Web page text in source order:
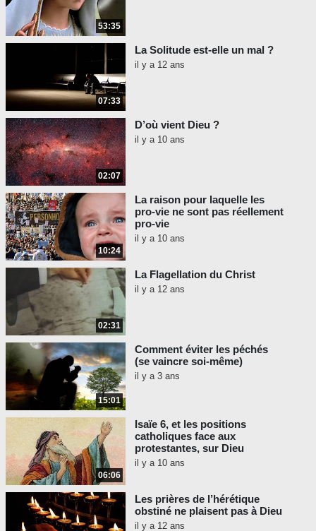
53:35
07:33
La Solitude est-elle un mal ?
il y a 12 ans
02:07
D’où vient Dieu ?
il y a 10 ans
10:24
La raison pour laquelle les
pro-vie ne sont pas réellement
pro-vie
il y a 10 ans
02:31
La Flagellation du Christ
il y a 12 ans
15:01
Comment éviter les péchés
(se vaincre soi-même)
il y a 3 ans
06:06
Isaïe 6, et les positions
catholiques face aux
protestantes, sur Dieu
il y a 10 ans
Les prières de l’hérétique
obstiné ne plaisent pas à Dieu
il y a 12 ans